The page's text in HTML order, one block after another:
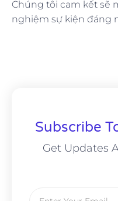
Chúng tôi cam kết sẽ
nghiệm sự kiện đáng
Subscribe
Get Updates